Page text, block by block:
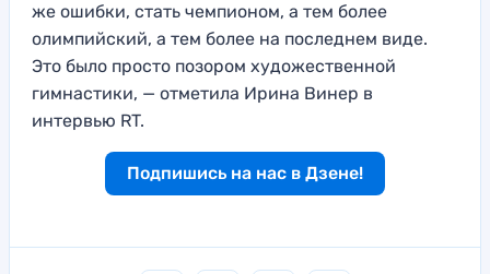
же ошибки, стать чемпионом, а тем более
олимпийский, а тем более на последнем виде.
Это было просто позором художественной
гимнастики, — отметила Ирина Винер в
интервью RT.
Подпишись на нас в Дзене!